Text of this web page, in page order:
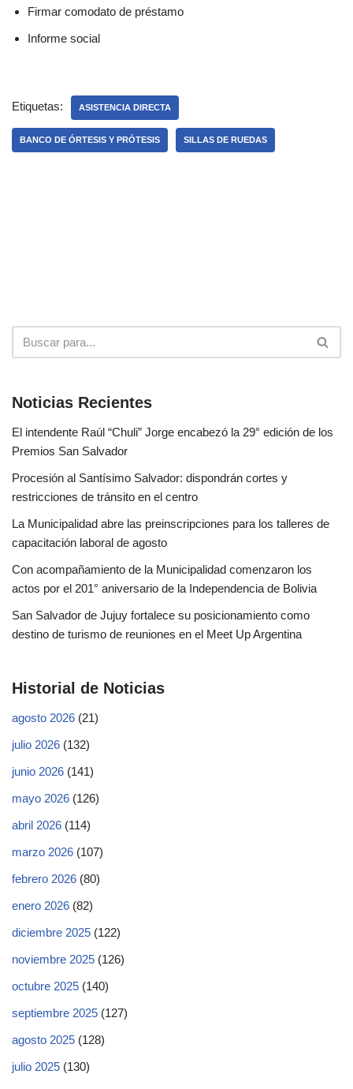
Firmar comodato de préstamo
Informe social
Etiquetas: ASISTENCIA DIRECTA
BANCO DE ÓRTESIS Y PRÓTESIS SILLAS DE RUEDAS
Noticias Recientes
El intendente Raúl “Chuli” Jorge encabezó la 29° edición de los
Premios San Salvador
Procesión al Santísimo Salvador: dispondrán cortes y
restricciones de tránsito en el centro
La Municipalidad abre las preinscripciones para los talleres de
capacitación laboral de agosto
Con acompañamiento de la Municipalidad comenzaron los
actos por el 201° aniversario de la Independencia de Bolivia
San Salvador de Jujuy fortalece su posicionamiento como
destino de turismo de reuniones en el Meet Up Argentina
Historial de Noticias
agosto 2026 (21)
julio 2026 (132)
junio 2026 (141)
mayo 2026 (126)
abril 2026 (114)
marzo 2026 (107)
febrero 2026 (80)
enero 2026 (82)
diciembre 2025 (122)
noviembre 2025 (126)
octubre 2025 (140)
septiembre 2025 (127)
agosto 2025 (128)
julio 2025 (130)